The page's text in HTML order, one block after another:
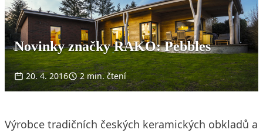
Novinky značky RAKO: Pebbles
20. 4. 2016 2 min. čtení
Výrobce tradičních českých keramických obkladů a